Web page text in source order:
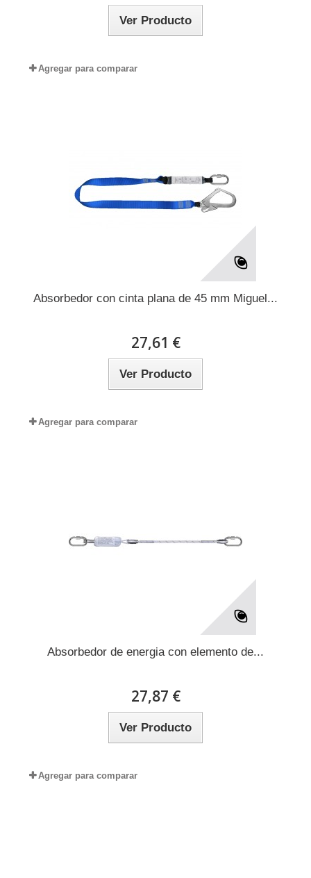
Ver Producto
Agregar para comparar
Absorbedor con cinta plana de 45 mm Miguel...
27,61 €
Ver Producto
Agregar para comparar
Absorbedor de energia con elemento de...
27,87 €
Ver Producto
Agregar para comparar